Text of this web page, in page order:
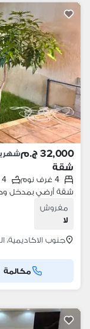
32,000 ج.م
شقة
4 غرف نوم 4 حمامات
مفروش
لا
جنوب
مكالمة